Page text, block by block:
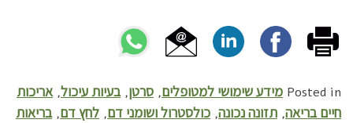
Posted in מידע שימושי למטופלים, סרטן,בעיות עיכול,אריכות
חיים בריאה, תזונה נכונה, כולסטרול ושומני דם, לחץ דם,בריאות